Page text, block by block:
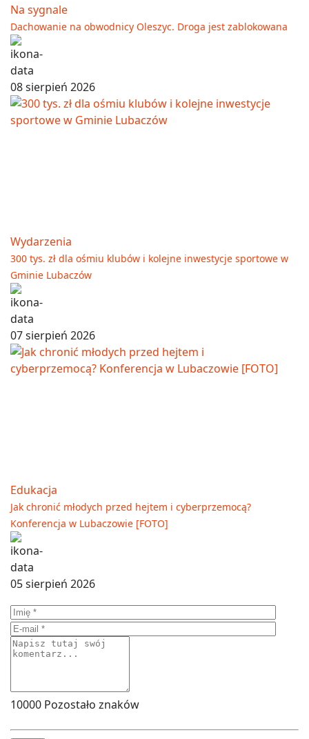
Na sygnale
Dachowanie na obwodnicy Oleszyc. Droga jest zablokowana
08 sierpień 2026
Wydarzenia
300 tys. zł dla ośmiu klubów i kolejne inwestycje sportowe w
Gminie Lubaczów
07 sierpień 2026
Edukacja
Jak chronić młodych przed hejtem i cyberprzemocą?
Konferencja w Lubaczowie [FOTO]
05 sierpień 2026
10000 Pozostało znaków